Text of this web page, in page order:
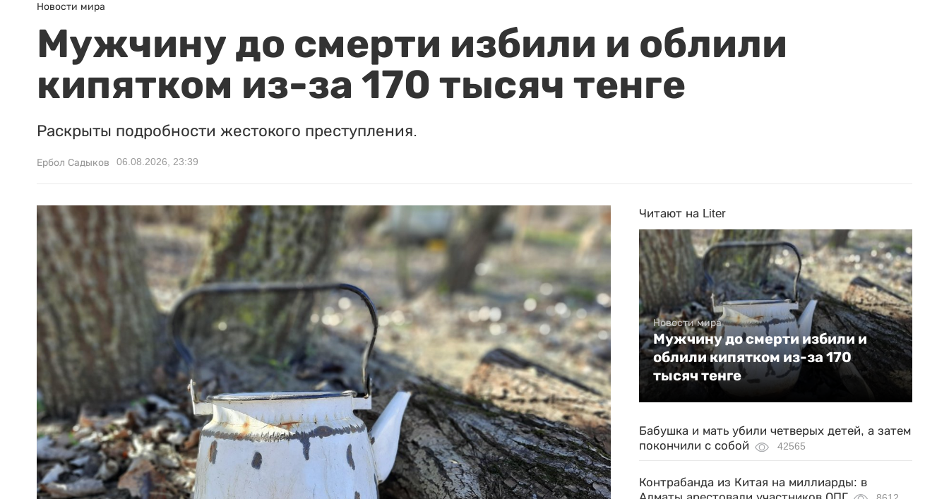
Новости мира
Мужчину до смерти избили и облили
кипятком из-за 170 тысяч тенге
Раскрыты подробности жестокого преступления.
Ербол Садыков 06.08.2026, 23:39
Читают на Liter
Новости мира
Мужчину до смерти избили и
облили кипятком из-за 170
тысяч тенге
Бабушка и мать убили четверых детей, а затем
покончили с собой
42565
Контрабанда из Китая на миллиарды: в